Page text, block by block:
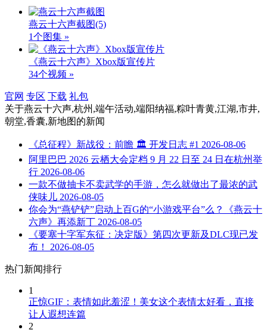
燕云十六声截图(5)
1个图集 »
《燕云十六声》Xbox版宣传片
34个视频 »
官网 专区 下载 礼包
关于燕云十六声,杭州,端午活动,端阳纳福,粽叶青黄,江湖,市井,
朝堂,香囊,新地图的新闻
《总征程》新战役：前瞻 🏛️ 开发日志 #1 2026-08-06
阿里巴巴 2026 云栖大会定档 9 月 22 日至 24 日在杭州举
行 2026-08-06
一款不做抽卡不卖武学的手游，怎么就做出了最浓的武
侠味儿 2026-08-05
你会为“燕铲铲”启动上百G的“小游戏平台”么？《燕云十
六声》再添新丁 2026-08-05
《要塞十字军东征：决定版》第四次更新及DLC现已发
布！
2026-08-05
热门新闻排行
1
正惊GIF：表情如此羞涩！美女这个表情太好看，直接
让人遐想连篇
2